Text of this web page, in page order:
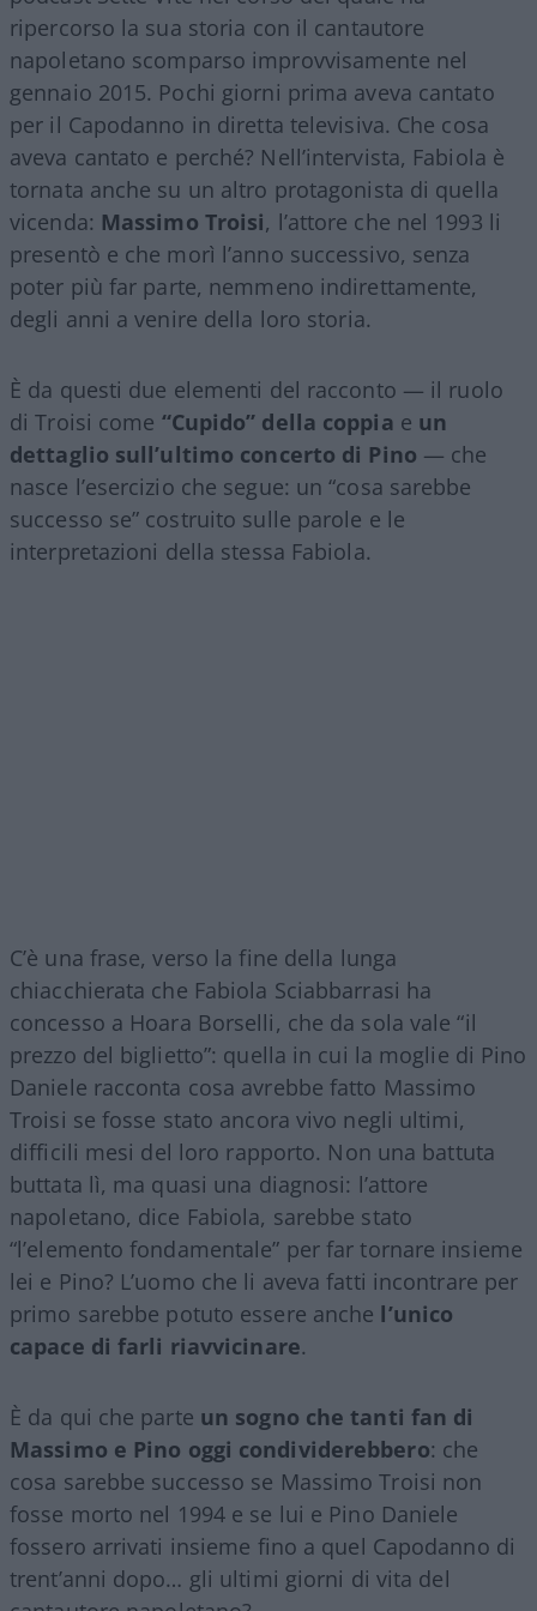
ripercorso la sua storia con il cantautore
napoletano scomparso improvvisamente nel
gennaio 2015. Pochi giorni prima aveva cantato
per il Capodanno in diretta televisiva. Che cosa
aveva cantato e perché? Nell’intervista, Fabiola è
tornata anche su un altro protagonista di quella
vicenda: Massimo Troisi, l’attore che nel 1993 li
presentò e che morì l’anno successivo, senza
poter più far parte, nemmeno indirettamente,
degli anni a venire della loro storia.
È da questi due elementi del racconto — il ruolo
di Troisi come “Cupido” della coppia e un
dettaglio sull’ultimo concerto di Pino — che
nasce l’esercizio che segue: un “cosa sarebbe
successo se” costruito sulle parole e le
interpretazioni della stessa Fabiola.
C’è una frase, verso la fine della lunga
chiacchierata che Fabiola Sciabbarrasi ha
concesso a Hoara Borselli, che da sola vale “il
prezzo del biglietto”: quella in cui la moglie di Pino
Daniele racconta cosa avrebbe fatto Massimo
Troisi se fosse stato ancora vivo negli ultimi,
difficili mesi del loro rapporto. Non una battuta
buttata lì, ma quasi una diagnosi: l’attore
napoletano, dice Fabiola, sarebbe stato
“l’elemento fondamentale” per far tornare insieme
lei e Pino? L’uomo che li aveva fatti incontrare per
primo sarebbe potuto essere anche l’unico
capace di farli riavvicinare.
È da qui che parte un sogno che tanti fan di
Massimo e Pino oggi condividerebbero: che
cosa sarebbe successo se Massimo Troisi non
fosse morto nel 1994 e se lui e Pino Daniele
fossero arrivati insieme fino a quel Capodanno di
trent’anni dopo… gli ultimi giorni di vita del